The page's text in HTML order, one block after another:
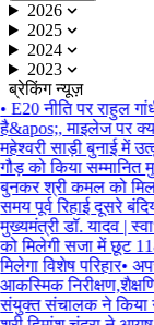
2026
2025
2024
2023
ब्रेकिंग न्यूज़
E20 नीति पर राहुल
माइलेज पर
साड़ी बुनाई में
को किया सम्मानित
श्री कमल को
पूर्व रिहाई दूसरे
डॉ. यादव |
मिलेगी सजा में छूट
विशेष परिहार•
संचालक ने किया